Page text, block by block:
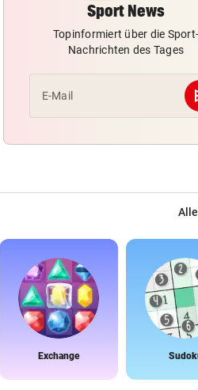
Sport News
Topinformiert über die Sport-
Nachrichten des Tages
E-Mail
Exchange